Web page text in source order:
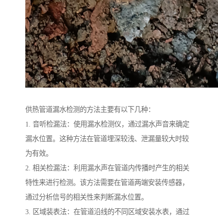
供热管道漏水检测的方法主要有以下几种：
1. 音听检漏法：使用漏水检测仪，通过漏水声音来确定
漏水位置。这种方法在管道埋深较浅、泄漏量较大时较
为有效。
2. 相关检漏法：利用漏水声在管道内传播时产生的相关
特性来进行检测。该方法需要在管道两端安装传感器，
通过分析信号的相关性来判断漏水位置。
3. 区域装表法：在管道沿线的不同区域安装水表，通过